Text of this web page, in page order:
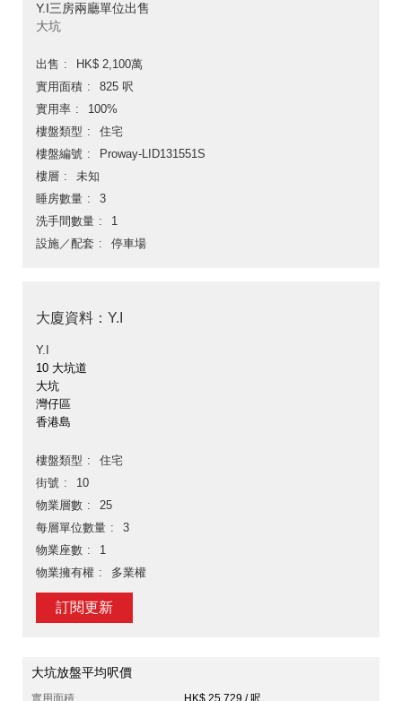
Y.I三房兩廳單位出售
大坑
出售
HK$ 2,100萬
實用面積
825 呎
實用率
100%
樓盤類型
住宅
樓盤編號
Proway-LID131551S
樓層
未知
睡房數量
3
洗手間數量
1
設施／配套
停車場
大廈資料：Y.I
Y.I
10 大坑道
大坑
灣仔區
香港島
樓盤類型
住宅
街號
10
物業層數
25
每層單位數量
3
物業座數
1
物業擁有權
多業權
訂閱更新
大坑放盤平均呎價